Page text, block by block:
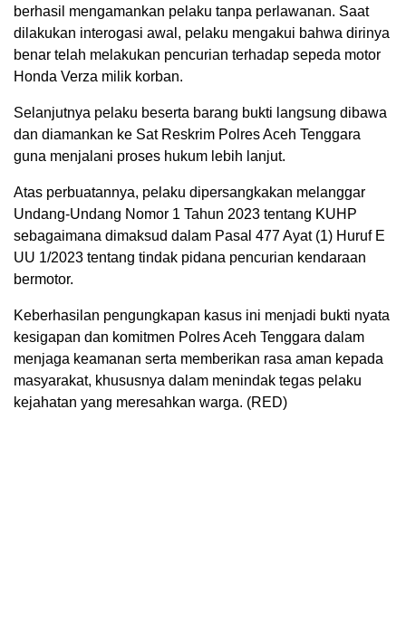
berhasil mengamankan pelaku tanpa perlawanan. Saat
dilakukan interogasi awal, pelaku mengakui bahwa dirinya
benar telah melakukan pencurian terhadap sepeda motor
Honda Verza milik korban.
Selanjutnya pelaku beserta barang bukti langsung dibawa
dan diamankan ke Sat Reskrim Polres Aceh Tenggara
guna menjalani proses hukum lebih lanjut.
Atas perbuatannya, pelaku dipersangkakan melanggar
Undang-Undang Nomor 1 Tahun 2023 tentang KUHP
sebagaimana dimaksud dalam Pasal 477 Ayat (1) Huruf E
UU 1/2023 tentang tindak pidana pencurian kendaraan
bermotor.
Keberhasilan pengungkapan kasus ini menjadi bukti nyata
kesigapan dan komitmen Polres Aceh Tenggara dalam
menjaga keamanan serta memberikan rasa aman kepada
masyarakat, khususnya dalam menindak tegas pelaku
kejahatan yang meresahkan warga. (RED)